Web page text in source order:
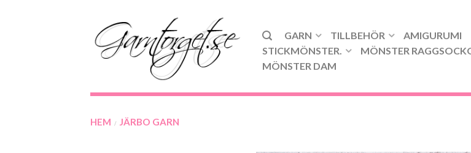
GARN TILLBEHÖR
AMIGURUMI
STICKMÖNSTER.
MÖNSTER
MÖNSTER DAM
HEM / JÄRBO GARN